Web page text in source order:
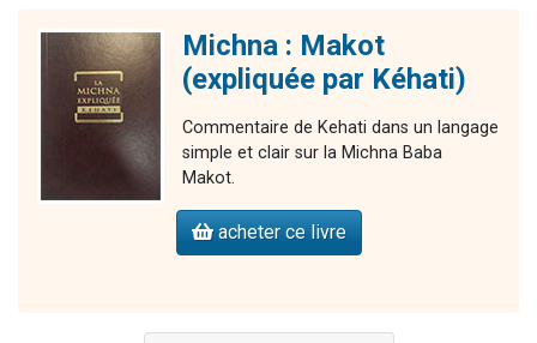
Michna : Makot
(expliquée par Kéhati)
Commentaire de Kehati dans un langage
simple et clair sur la Michna Baba
Makot.
acheter ce livre